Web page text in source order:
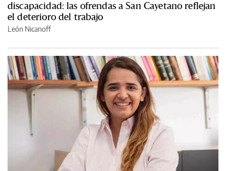
discapacidad: las ofrendas a San Cayetano reflejan
el deterioro del trabajo
León Nicanoff